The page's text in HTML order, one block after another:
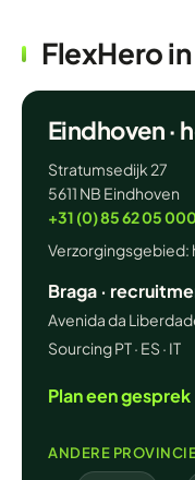
FlexHero in
Eindhoven ·
Stratumsedijk 27
5611 NB Eindhoven
+31 (0) 85 62 05 000
Verzorgingsgebied:
Braga ·
Avenida da
Sourcing PT · ES · IT
Plan een
ANDERE